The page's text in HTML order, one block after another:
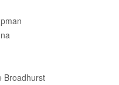
Broadhurst